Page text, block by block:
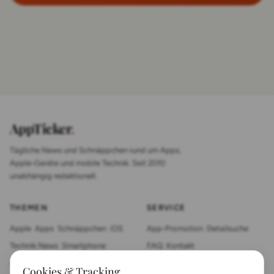
AppTicker.
Tägliche News und Schnäppchen rund um Apps,
Apple-Geräte und mobile Technik. Seit 2010
unabhängig redaktionell.
THEMEN
Apple Apps Schnäppchen
Technik News
Smartphone
SERVICE
App-Promotion
Detailsuche
FAQ
Kontakt